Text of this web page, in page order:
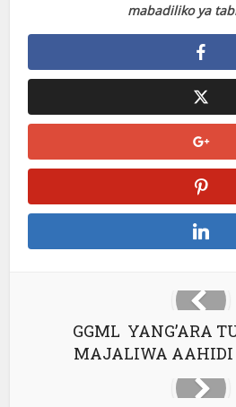
mabadiliko ya
GGML YANG’ARA
MAJALIWA